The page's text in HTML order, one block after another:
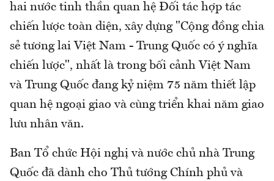
hai nước tinh thần quan hệ Đối tác hợp tác
chiến lược toàn diện, xây dựng "Cộng đồng chia
sẻ tương lai Việt Nam - Trung Quốc có ý nghĩa
chiến lược", nhất là trong bối cảnh Việt Nam
và Trung Quốc đang kỷ niệm 75 năm thiết lập
quan hệ ngoại giao và cùng triển khai năm giao
lưu nhân văn.
Ban Tổ chức Hội nghị và nước chủ nhà Trung
Quốc đã dành cho Thủ tướng Chính phủ và